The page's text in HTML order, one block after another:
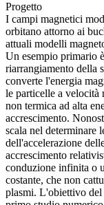
Progetto
I campi magnetici
orbitano attorno ai
attuali modelli
Un esempio primario
riarrangiamento della
converte l'energia
le particelle a velocità
non termica ad alta
accrescimento.
scala nel determinare
dell'accelerazione
accrescimento
conduzione infinita o
costante, che non
plasmi. L'obiettivo